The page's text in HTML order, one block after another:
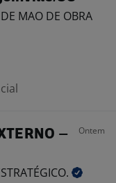
MAO DE OBRA
–
Ontem